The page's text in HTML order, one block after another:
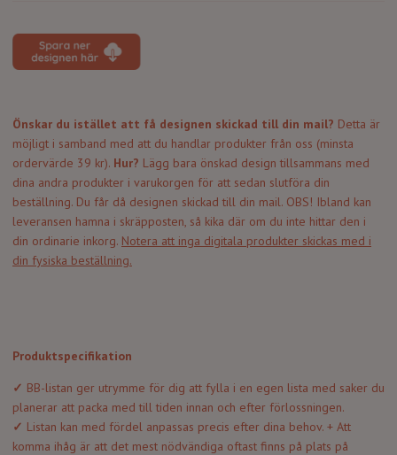
Önskar du istället att få designen skickad till din mail? Detta är
möjligt i samband med att du handlar produkter från oss (minsta
ordervärde 39 kr). Hur? Lägg bara önskad design tillsammans med
dina andra produkter i varukorgen för att sedan slutföra din
beställning. Du får då designen skickad till din mail. OBS! Ibland kan
leveransen hamna i skräpposten, så kika där om du inte hittar den i
din ordinarie inkorg. Notera att inga digitala produkter skickas med i
din fysiska beställning.
Produktspecifikation
✓ BB-listan ger utrymme för dig att fylla i en egen lista med saker du
planerar att packa med till tiden innan och efter förlossningen.
✓ Listan kan med fördel anpassas precis efter dina behov. + Att
komma ihåg är att det mest nödvändiga oftast finns på plats på